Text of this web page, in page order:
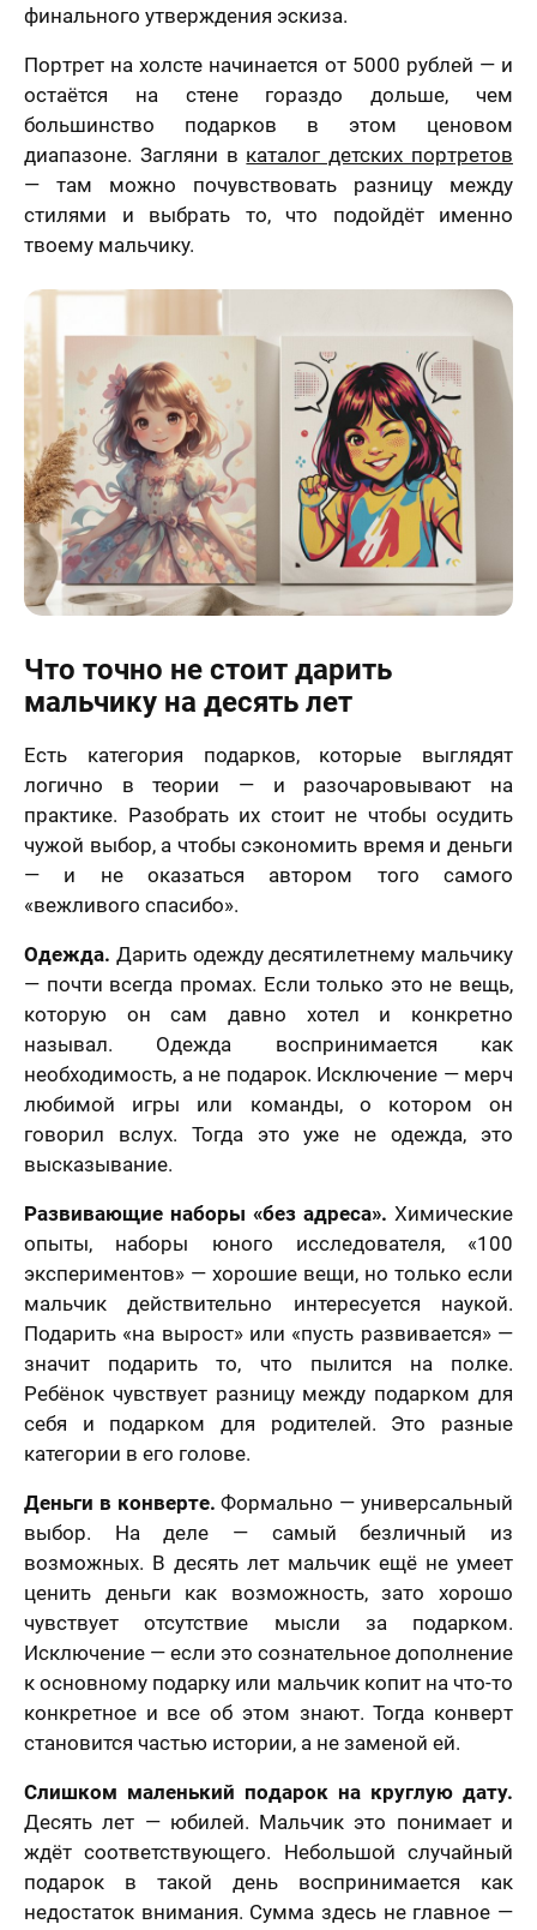
финального утверждения эскиза.
Портрет на холсте начинается от 5000 рублей — и
остаётся на стене гораздо дольше, чем
большинство подарков в этом ценовом
диапазоне. Загляни в каталог детских портретов
— там можно почувствовать разницу между
стилями и выбрать то, что подойдёт именно
твоему мальчику.
Что точно не стоит дарить
мальчику на десять лет
Есть категория подарков, которые выглядят
логично в теории — и разочаровывают на
практике. Разобрать их стоит не чтобы осудить
чужой выбор, а чтобы сэкономить время и деньги
— и не оказаться автором того самого
«вежливого спасибо».
Одежда. Дарить одежду десятилетнему мальчику
— почти всегда промах. Если только это не вещь,
которую он сам давно хотел и конкретно
называл. Одежда воспринимается как
необходимость, а не подарок. Исключение — мерч
любимой игры или команды, о котором он
говорил вслух. Тогда это уже не одежда, это
высказывание.
Развивающие наборы «без адреса». Химические
опыты, наборы юного исследователя, «100
экспериментов» — хорошие вещи, но только если
мальчик действительно интересуется наукой.
Подарить «на вырост» или «пусть развивается» —
значит подарить то, что пылится на полке.
Ребёнок чувствует разницу между подарком для
себя и подарком для родителей. Это разные
категории в его голове.
Деньги в конверте. Формально — универсальный
выбор. На деле — самый безличный из
возможных. В десять лет мальчик ещё не умеет
ценить деньги как возможность, зато хорошо
чувствует отсутствие мысли за подарком.
Исключение — если это сознательное дополнение
к основному подарку или мальчик копит на что-то
конкретное и все об этом знают. Тогда конверт
становится частью истории, а не заменой ей.
Слишком маленький подарок на круглую дату.
Десять лет — юбилей. Мальчик это понимает и
ждёт соответствующего. Небольшой случайный
подарок в такой день воспринимается как
недостаток внимания. Сумма здесь не главное —